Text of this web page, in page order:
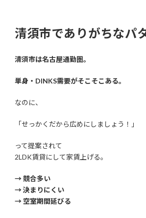
清須市でありがちなパ
清須市は名古屋通勤圏。
単身・DINKS需要がそこそこある。
なのに、
「せっかくだから広めにしましょう！」
って提案されて
2LDK賃貸にして家賃上げる。
→ 競合多い
→ 決まりにくい
→ 空室期間延びる